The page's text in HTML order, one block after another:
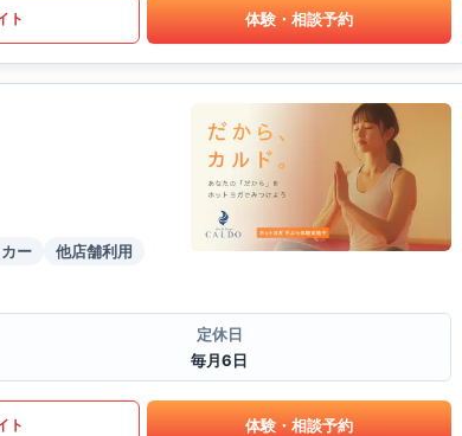
ト 体験・相談予約
ー
他店舗利用
定休日
毎月6日
ト 体験・相談予約